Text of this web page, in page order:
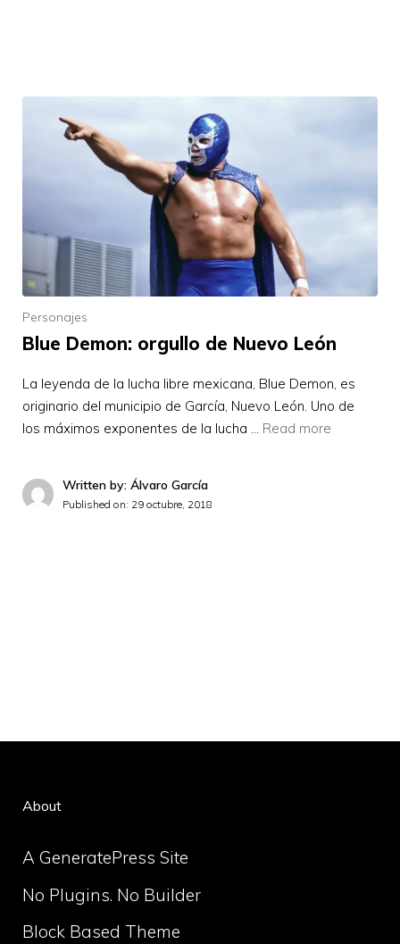
Personajes
Blue Demon: orgullo de Nuevo León
La leyenda de la lucha libre mexicana, Blue Demon, es
originario del municipio de García, Nuevo León. Uno de
los máximos exponentes de la lucha … Read more
Written by: Álvaro García
Published on: 29 octubre, 2018
About
A GeneratePress Site
No Plugins. No Builder
Block Based Theme